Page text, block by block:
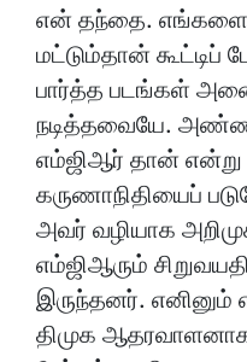
என் தந்தை.
மட்டும்தான் கூட்டிப்
பார்த்த படங்கள்
நடித்தவையே.
எம்ஜிஆர் தான்
கருணாநிதியைப்
அவர் வழியாக
எம்ஜிஆரும்
இருந்தனர்.
திமுக